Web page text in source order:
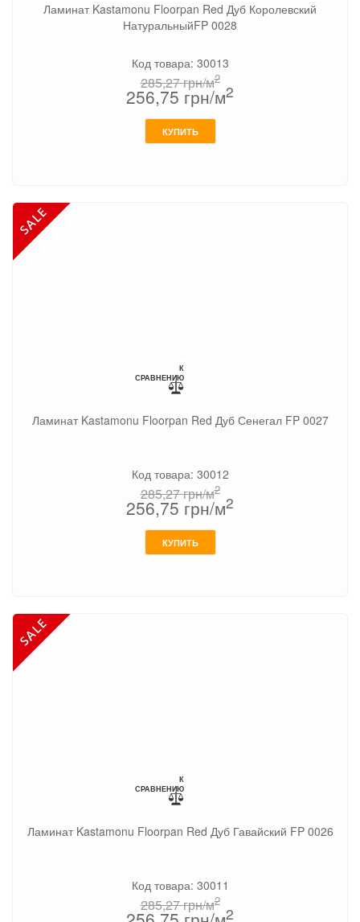
Ламинат Kastamonu Floorpan Red Дуб Королевский
НатуральныйFP 0028
Код товара: 30013
285,27грн/м2
256,75 грн/м2
КУПИТЬ
К
СРАВНЕНИЮ
Ламинат Kastamonu Floorpan Red Дуб Сенегал FP 0027
Код товара: 30012
285,27грн/м2
256,75 грн/м2
КУПИТЬ
К
СРАВНЕНИЮ
Ламинат Kastamonu Floorpan Red Дуб Гавайский FP 0026
Код товара: 30011
285,27грн/м2
2